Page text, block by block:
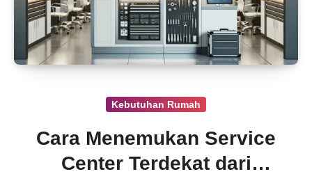
Kebutuhan Rumah
Cara Menemukan Service
Center Terdekat dari